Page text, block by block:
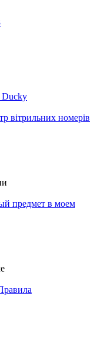
Ducky
вітрильних номерів
предмет в моем